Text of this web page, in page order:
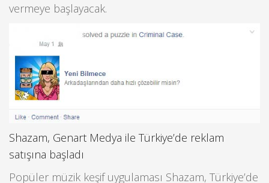
vermeye başlayacak.
Shazam, Genart Medya ile Türkiye’de reklam
satışına başladı
Popüler müzik keşif uygulaması Shazam, Türkiye’de